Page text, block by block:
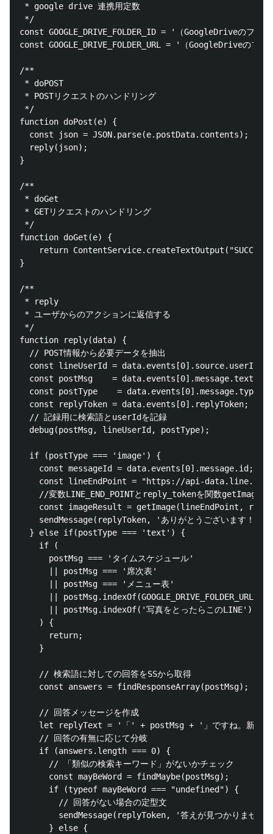
* google drive 連携用定数
*/
const GOOGLE_DRIVE_FOLDER_ID = '（GoogleDriveのフォ
const GOOGLE_DRIVE_FOLDER_URL = '（GoogleDriveのフ
/**
* doPOST
* POSTリクエストのハンドリング
*/
function doPost(e) {
  const json = JSON.parse(e.postData.contents);
  reply(json);
}
/**
* doGet
* GETリクエストのハンドリング
*/
function doGet(e) {
return
}
/**
* reply
* ユーザからのアクションに返信する
*/
function reply(data) {
  // POST情報から必要データを抽出
  const lineUserId = data.events[0].source.userId;
  const postMsg    = data.events[0].message.text;
  const postType    = data.events[0].message.type;
  const replyToken = data.events[0].replyToken;
  // 記録用に検索語とuserIdを記録
  debug(postMsg, lineUserId, postType);
  if (postType === 'image') {
    const messageId = data.events[0].message.id;
const lineEndPoint = "https://api-
//変数LINE_END_POINTとreply_tokenを関数getImageに
const imageResult = getImage(lineEndPoint,
sendMessage(replyToken, 'ありがとうございます！皆
  } else if(postType === 'text') {
    if (
      postMsg === 'タイムスケジュール'
      || postMsg === '席次表'
      || postMsg === 'メニュー表'
|| postMsg.indexOf(GOOGLE_DRIVE_FOLDER_URL)
|| postMsg.indexOf('写真をとったらこのLINE')
    ) {
      return;
    }
    // 検索語に対しての回答をSSから取得
    const answers = findResponseArray(postMsg);
    // 回答メッセージを作成
let replyText = '「' + postMsg + '」ですね。新郎新
    // 回答の有無に応じて分岐
    if (answers.length === 0) {
      // 「類似の検索キーワード」がないかチェック
      const mayBeWord = findMaybe(postMsg);
      if (typeof mayBeWord === "undefined") {
        // 回答がない場合の定型文
sendMessage(replyToken, '答えが見つかりませ
      } else {